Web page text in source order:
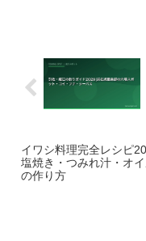
イワシ料理完全レシピ
塩焼き・つみれ汁・オ
の作り方